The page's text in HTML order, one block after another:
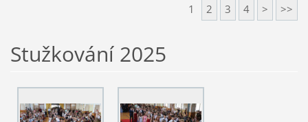
1 2 3 4 > >>
Stužkování 2025